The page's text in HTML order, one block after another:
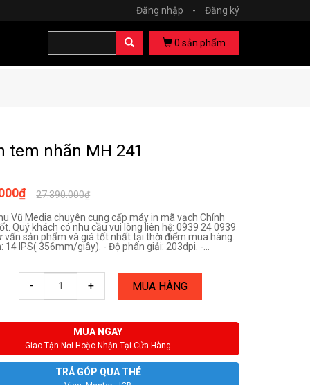
Đăng nhập - Đăng ký
0 sản phẩm
tem nhãn MH 241
27.390.000₫
Vũ Media chuyên cung cấp máy in mã vạch Chính
Quý khách có nhu cầu vui lòng liên hệ: 0939 24 0939
vấn sản phẩm và giá tốt nhất tại thời điểm mua hàng.
14 IPS( 356mm/giây). - Độ phân giải: 203dpi. -...
- + MUA HÀNG
MUA NGAY
Giao Tận Nơi Hoặc Nhận Tại Cửa Hàng
TRẢ GÓP QUA THẺ